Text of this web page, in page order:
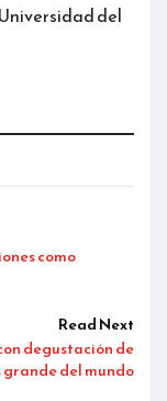
del
como
Read Next
degustación de
grande del mundo